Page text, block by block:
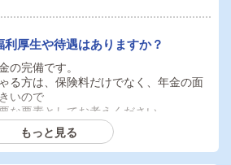
利厚生や待遇はありますか？
の完備です。
る方は、保険料だけでなく、年金の面
いので
な要素としてお考えください。
担も大きい制度なので、実際に社会保
店舗も少ないと聞きます。
。ご安心ください。
もっと見る